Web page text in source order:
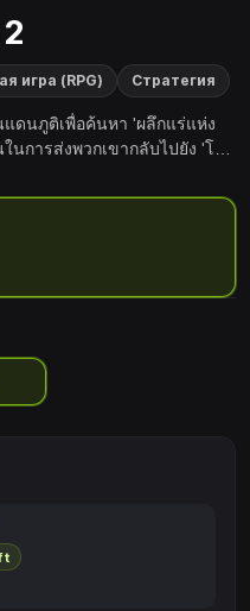
игра (RPG) Стратегия
แดนภูติเพื่อค้นหา 'ผลึกแร่แห่ง
นการส่งพวกเขากลับไปยัง 'โลก
มาช่วยการผจญภัยของพวก